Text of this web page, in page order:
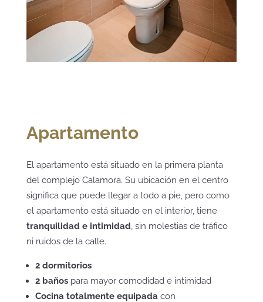
Apartamento
El apartamento está situado en la primera planta
del complejo Calamora. Su ubicación en el centro
significa que puede llegar a todo a pie, pero como
el apartamento está situado en el interior, tiene
tranquilidad e intimidad, sin molestias de tráfico
ni ruidos de la calle.
2 dormitorios
2 bañospara mayor comodidad e intimidad
Cocina totalmente equipadacon